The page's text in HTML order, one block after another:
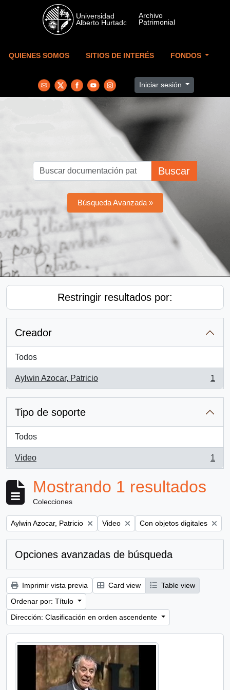
Skip to main content
QUIENES SOMOS SITIOS DE INTERÉS FONDOS
Iniciar sesión
Buscar
Búsqueda Avanzada »
Restringir resultados por:
Creador
Todos
Aylwin Azocar, Patricio
, 1 resultados
1
Tipo de soporte
Todos
Video
, 1 resultados
1
Mostrando 1 resultados
Colecciones
Remove filter:
Aylwin Azocar, Patricio Remove filter:
Video Remove filter:
Con objetos digitales
Opciones avanzadas de búsqueda
Imprimir vista previa Card view
Table view
Ordenar por: Título
Dirección: Clasificación en orden ascendente